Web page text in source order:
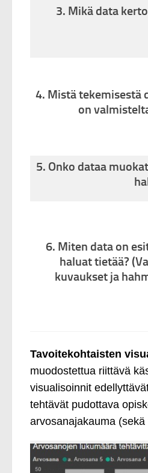
3. Mikä data
4. Mistä tekemisestä
on
5. Onko dataa
6. Miten data on
haluat tietää?
kuvaukset ja
Tavoitekohtaisten
muodostettua riittävä
visualisoinnit
tehtävät pudottava
arvosanajakauma